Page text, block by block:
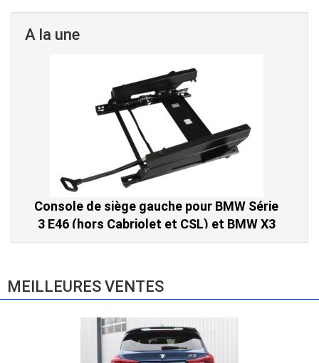
A la une
Console de siège gauche pour BMW Série
3 E46 (hors Cabriolet et CSL) et BMW X3
E83 (2004-2010)
MEILLEURES VENTES